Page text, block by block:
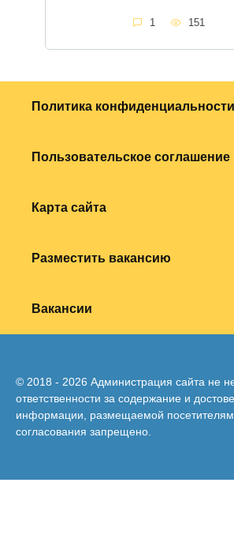
1 151
Политика конфиденциальности
Пользовательское соглашение
Карта сайта
Разместить вакансию
Вакансии
© 2018 - 2026 Администрация сайта не
ответственности за содержание и
информации, размещаемой
согласования запрещено.